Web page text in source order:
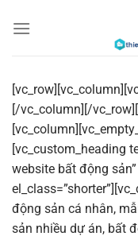
đến
[/vc_column][/
[vc_custom_heading
website bất động
động sản cá nhân,
sản nhiều dự án, bất